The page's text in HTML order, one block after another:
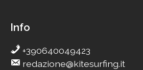
Info
+390640049423
redazione@kitesurfing.it